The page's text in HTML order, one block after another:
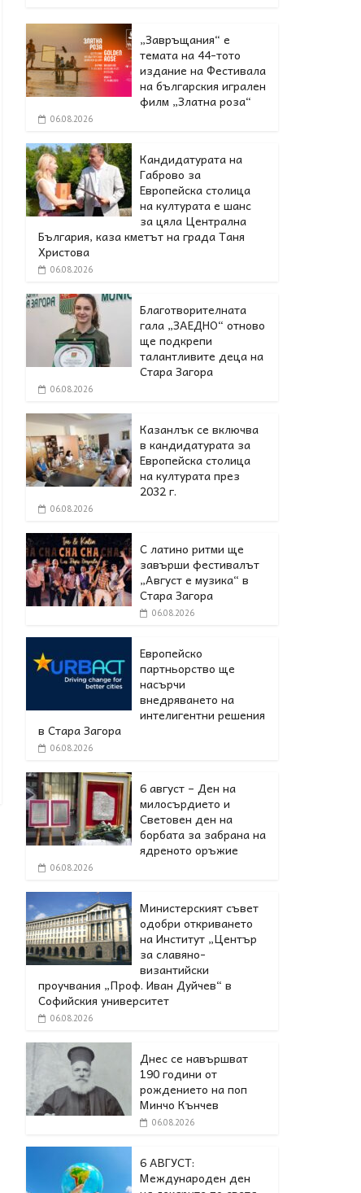
„Завръщания“ е
темата на 44-тото
издание на Фестивала
на българския игрален
филм „Златна роза“
06.08.2026
Кандидатурата на
Габрово за
Европейска столица
на културата е шанс
за цяла Централна
България, каза кметът на града Таня
Христова
06.08.2026
Благотворителната
гала „ЗАЕДНО“ отново
ще подкрепи
талантливите деца на
Стара Загора
06.08.2026
Казанлък се включва
в кандидатурата за
Европейска столица
на културата през
2032 г.
06.08.2026
С латино ритми ще
завърши фестивалът
„Август е музика“ в
Стара Загора
06.08.2026
Европейско
партньорство ще
насърчи
внедряването на
интелигентни решения
в Стара Загора
06.08.2026
6 август – Ден на
милосърдието и
Световен ден на
борбата за забрана на
ядреното оръжие
06.08.2026
Министерският съвет
одобри откриването
на Институт „Център
за славяно-
византийски
проучвания „Проф. Иван Дуйчев“ в
Софийския университет
06.08.2026
Днес се навършват
190 години от
рождението на поп
Минчо Кънчев
06.08.2026
6 АВГУСТ:
Международен ден